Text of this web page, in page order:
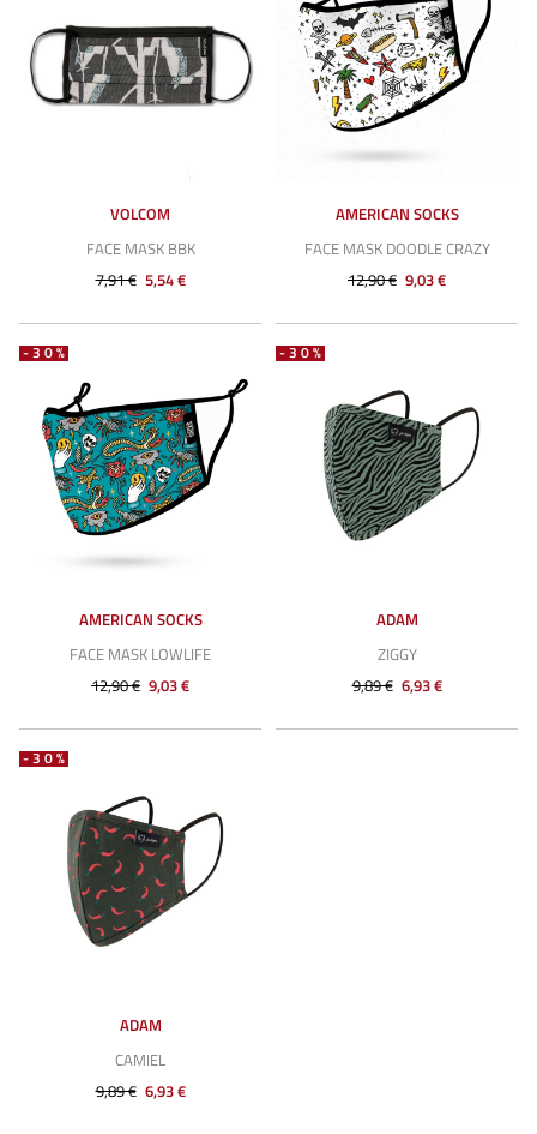
VOLCOM
FACE MASK BBK
7,91 € 5,54 €
AMERICAN SOCKS
FACE MASK DOODLE CRAZY
12,90 € 9,03 €
-30%
AMERICAN SOCKS
FACE MASK LOWLIFE
12,90 € 9,03 €
-30%
ADAM
ZIGGY
9,89 € 6,93 €
-30%
ADAM
CAMIEL
9,89 € 6,93 €